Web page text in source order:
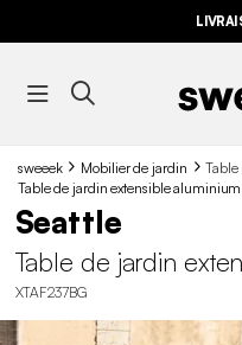
sweeek Mobilier de jardin
Table de jardin extensible
Seattle
Table de jardin
XTAF237BG